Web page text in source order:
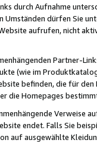
durch Aufnahme
Umständen dürfen Sie
aufrufen, nicht
Partner-
(wie im
befinden, die für
die Homepages
endet. Falls Sie
auf ausgewählte